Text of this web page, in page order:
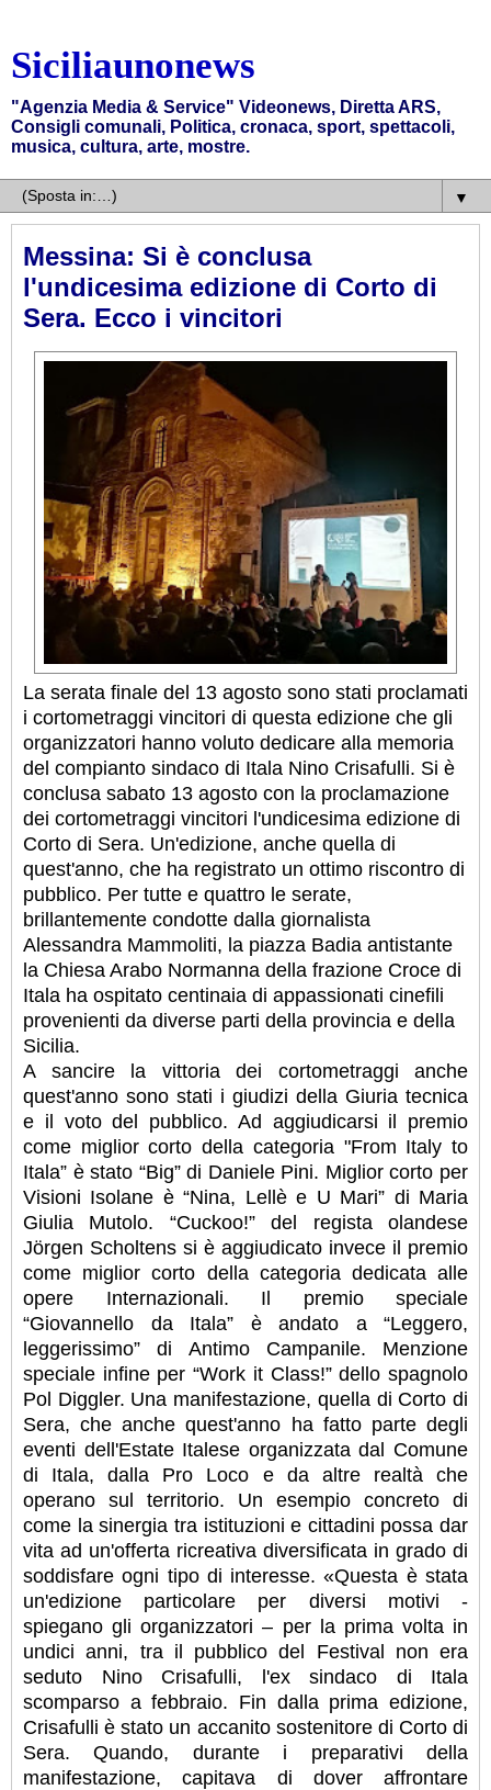
Siciliaunonews
"Agenzia Media & Service" Videonews, Diretta ARS,
Consigli comunali, Politica, cronaca, sport, spettacoli,
musica, cultura, arte, mostre.
▼
Messina: Si è conclusa
l'undicesima edizione di Corto di
Sera. Ecco i vincitori
La serata finale del 13 agosto sono stati proclamati
i cortometraggi vincitori di questa edizione che gli
organizzatori hanno voluto dedicare alla memoria
del compianto sindaco di Itala Nino Crisafulli. Si è
conclusa sabato 13 agosto con la proclamazione
dei cortometraggi vincitori l'undicesima edizione di
Corto di Sera. Un'edizione, anche quella di
quest'anno, che ha registrato un ottimo riscontro di
pubblico. Per tutte e quattro le serate,
brillantemente condotte dalla giornalista
Alessandra Mammoliti, la piazza Badia antistante
la Chiesa Arabo Normanna della frazione Croce di
Itala ha ospitato centinaia di appassionati cinefili
provenienti da diverse parti della provincia e della
Sicilia.
A sancire la vittoria dei cortometraggi anche
quest'anno sono stati i giudizi della Giuria tecnica
e il voto del pubblico. Ad aggiudicarsi il premio
come miglior corto della categoria "From Italy to
Itala” è stato “Big” di Daniele Pini. Miglior corto per
Visioni Isolane è “Nina, Lellè e U Mari” di Maria
Giulia Mutolo. “Cuckoo!” del regista olandese
Jörgen Scholtens si è aggiudicato invece il premio
come miglior corto della categoria dedicata alle
opere Internazionali. Il premio speciale
“Giovannello da Itala” è andato a “Leggero,
leggerissimo” di Antimo Campanile. Menzione
speciale infine per “Work it Class!” dello spagnolo
Pol Diggler. Una manifestazione, quella di Corto di
Sera, che anche quest'anno ha fatto parte degli
eventi dell'Estate Italese organizzata dal Comune
di Itala, dalla Pro Loco e da altre realtà che
operano sul territorio. Un esempio concreto di
come la sinergia tra istituzioni e cittadini possa dar
vita ad un'offerta ricreativa diversificata in grado di
soddisfare ogni tipo di interesse. «Questa è stata
un'edizione particolare per diversi motivi -
spiegano gli organizzatori – per la prima volta in
undici anni, tra il pubblico del Festival non era
seduto Nino Crisafulli, l'ex sindaco di Itala
scomparso a febbraio. Fin dalla prima edizione,
Crisafulli è stato un accanito sostenitore di Corto di
Sera. Quando, durante i preparativi della
manifestazione, capitava di dover affrontare